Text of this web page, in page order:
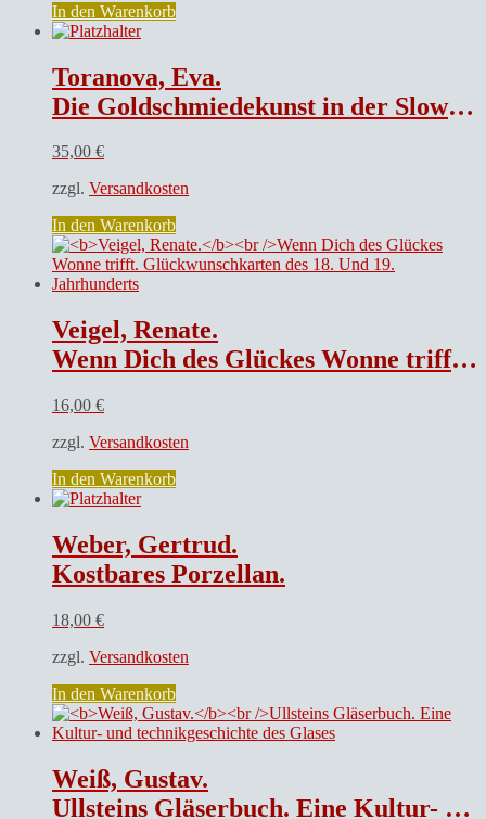
In den Warenkorb
Toranova, Eva.
Die Goldschmiedekunst in der Slowakei
35,00 €
zzgl. Versandkosten
In den Warenkorb
Veigel, Renate.
Wenn Dich des Glückes Wonne trifft. Glückwunschkarten des 18. Und 19. Jahrhunderts
16,00 €
zzgl. Versandkosten
In den Warenkorb
Weber, Gertrud.
Kostbares Porzellan.
18,00 €
zzgl. Versandkosten
In den Warenkorb
Weiß, Gustav.
Ullsteins Gläserbuch. Eine Kultur- und technikgeschichte des Glases